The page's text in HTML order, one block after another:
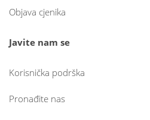
Objava cjenika
Javite nam se
Korisnička podrška
Pronađite nas